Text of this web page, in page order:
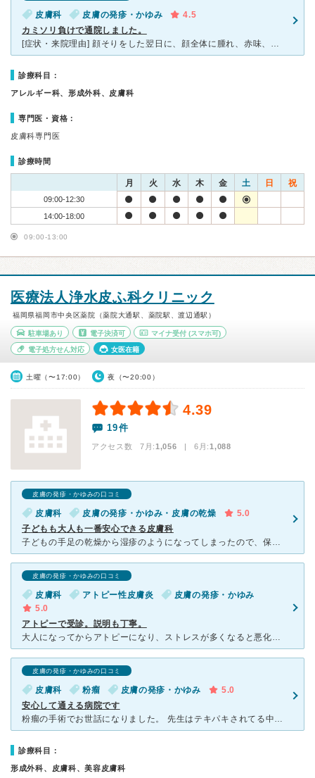
皮膚科 皮膚の発疹・かゆみ
4.5
カミソリ負けで通院しました。
[症状・来院理由] 顔そりをした翌日に、顔全体に腫れ、赤味、かゆみがでたため、近くの皮膚科を検索していきました。 [医師の診断・治療法] 問診票をもとに、診察していただき、カミソリ負けによるもの
診療科目：
アレルギー科、形成外科、皮膚科
専門医・資格：
皮膚科専門医
診療時間
月 火 水 木 金 土 日 祝
09:00-12:30
14:00-18:00
09:00-13:00
医療法人浄水皮ふ科クリニック
福岡県福岡市中央区薬院（薬院大通駅、薬院駅、渡辺通駅）
駐車場あり 電子決済可 マイナ受付 (スマホ可)
電子処方せん対応 女医在籍
土曜（〜17:00） 夜（〜20:00）
4.39
19件
アクセス数 7月:1,056 | 6月:1,088
皮膚の発疹・かゆみの口コミ
皮膚科 皮膚の発疹・かゆみ・皮膚の乾燥
5.0
子どもも大人も一番安心できる皮膚科
子どもの手足の乾燥から湿疹のようになってしまったので、保湿剤をいただきたくて行きました。いつもお世話になっている小児科さんと近かった、という理由だけで伺いましたが、受付の方もとても感じがよく、待ってい
皮膚の発疹・かゆみの口コミ
皮膚科 アトピー性皮膚炎
皮膚の発疹・かゆみ
5.0
アトピーで受診。説明も丁寧。
大人になってからアトピーになり、ストレスが多くなると悪化していましたが、ここ1ヶ月でまたひどくなり、病院を変えたいのもあって受診しました。 場所も地下鉄薬院大通り駅からすぐだしわかりやすかったです。
皮膚の発疹・かゆみの口コミ
皮膚科 粉瘤 皮膚の発疹・かゆみ
5.0
安心して通える病院です
粉瘤の手術でお世話になりました。 先生はテキパキされてる中でも説明は丁寧で何よりとっても優しいです。 以前、近くの病院にお世話になった時に同じ女医さんでも、とっても辛い思いをしたことがあったので、
診療科目：
形成外科、皮膚科、美容皮膚科